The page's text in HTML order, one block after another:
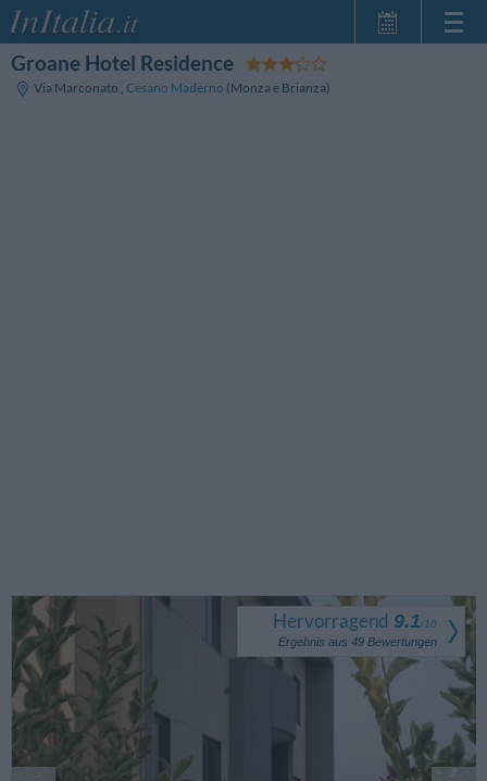
Groane Hotel Residence
Via Marconato , Cesano Maderno (Monza e Brianza)
Hervorragend 9.1/10
Ergebnis aus 49 Bewertungen